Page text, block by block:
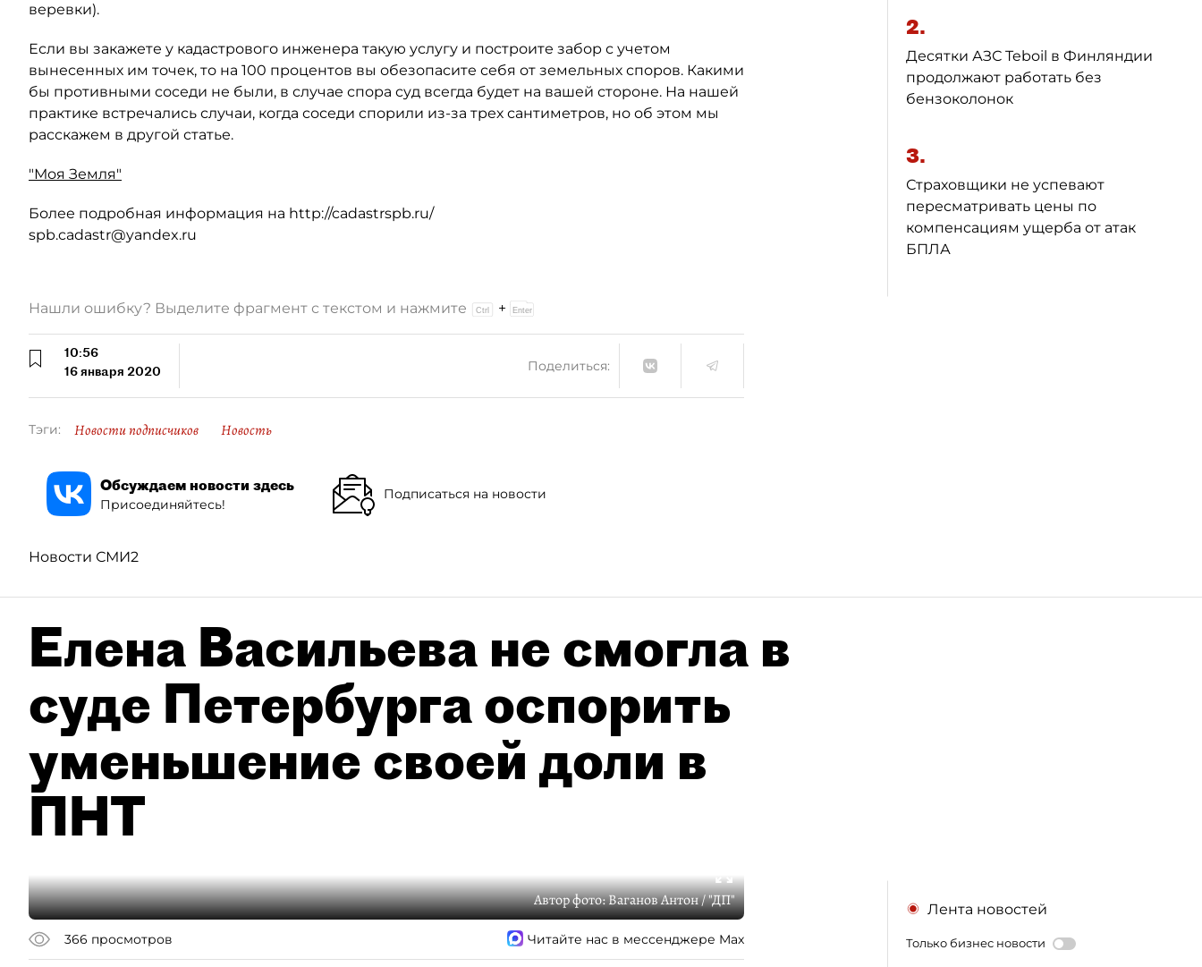
веревки).
Если вы закажете у кадастрового инженера такую услугу и построите забор с учетом
вынесенных им точек, то на 100 процентов вы обезопасите себя от земельных споров. Какими
бы противными соседи не были, в случае спора суд всегда будет на вашей стороне. На нашей
практике встречались случаи, когда соседи спорили из-за трех сантиметров, но об этом мы
расскажем в другой статье.
"Моя Земля"
Более подробная информация на http://cadastrspb.ru/
spb.cadastr@yandex.ru
2.
Десятки АЗС Teboil в Финляндии
продолжают работать без
бензоколонок
3.
Страховщики не успевают
пересматривать цены по
компенсациям ущерба от атак
БПЛА
Нашли ошибку? Выделите фрагмент с текстом и нажмите +
10:56
16 января 2020
Поделиться:
Тэги: Новости подписчиков Новость
Обсуждаем новости здесь
Присоединяйтесь!
Подписаться на новости
Новости СМИ2
Елена Васильева не смогла в
суде Петербурга оспорить
уменьшение своей доли в
ПНТ
Автор фото:Ваганов Антон / "ДП"
366 просмотров Читайте нас в мессенджере Max
Лента новостей
Только бизнес новости